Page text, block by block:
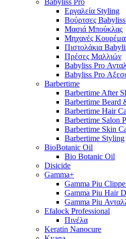
Εργαλεία Styling
Βούρτσες
Μασιά Μπούκλας
Μηχανές
Πιστολάκια
Πρέσες Μαλλιών
Babyliss Pro
Babyliss Pro
Barbertime
Barbertime After
Barbertime Beard
Barbertime Hair
Barbertime Salon
Barbertime Skin
Barbertime Styling
BioBotanic Oil
Bio Botanic Oil
Disicide
Gamma+
Gamma Piu
Gamma Piu Hair
Gamma Piu
Efalock Professional
Πινέλα
Keratin Nanocure